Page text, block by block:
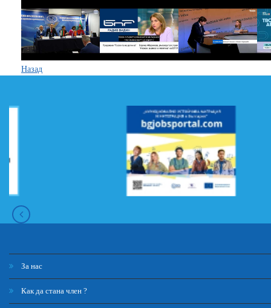
Назад
За нас
Как да стана член ?